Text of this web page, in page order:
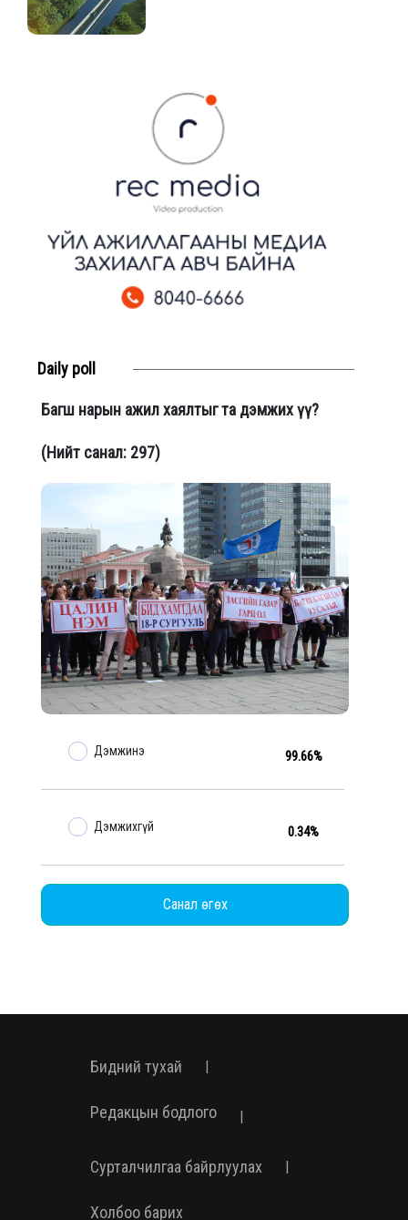
Daily poll
Багш нарын ажил хаялтыг та дэмжих үү?
(Нийт санал: 297)
Дэмжинэ 99.66%
Дэмжихгүй 0.34%
Санал өгөх
Бидний тухай |
Редакцын бодлого |
Сурталчилгаа байрлуулах |
Холбоо барих